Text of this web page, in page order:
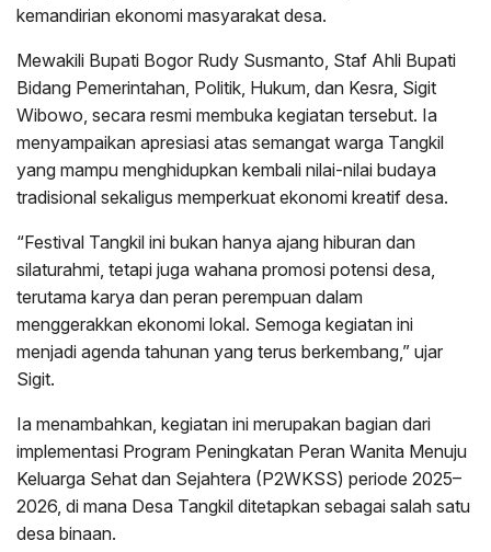
kemandirian ekonomi masyarakat desa.
Mewakili Bupati Bogor Rudy Susmanto, Staf Ahli Bupati
Bidang Pemerintahan, Politik, Hukum, dan Kesra, Sigit
Wibowo, secara resmi membuka kegiatan tersebut. Ia
menyampaikan apresiasi atas semangat warga Tangkil
yang mampu menghidupkan kembali nilai-nilai budaya
tradisional sekaligus memperkuat ekonomi kreatif desa.
“Festival Tangkil ini bukan hanya ajang hiburan dan
silaturahmi, tetapi juga wahana promosi potensi desa,
terutama karya dan peran perempuan dalam
menggerakkan ekonomi lokal. Semoga kegiatan ini
menjadi agenda tahunan yang terus berkembang,” ujar
Sigit.
Ia menambahkan, kegiatan ini merupakan bagian dari
implementasi Program Peningkatan Peran Wanita Menuju
Keluarga Sehat dan Sejahtera (P2WKSS) periode 2025–
2026, di mana Desa Tangkil ditetapkan sebagai salah satu
desa binaan.